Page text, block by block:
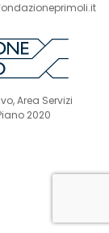
Area Servizi
2020